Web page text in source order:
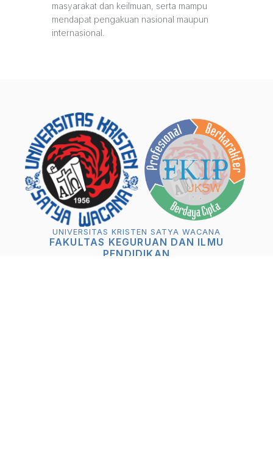
masyarakat dan keilmuan, serta mampu
mendapat pengakuan nasional maupun
internasional.
UNIVERSITAS KRISTEN SATYA WACANA
FAKULTAS KEGURUAN DAN ILMU
PENDIDIKAN